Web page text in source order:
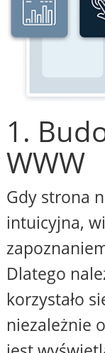
1.
WWW
Gdy strona
intuicyjna,
Dlatego
korzystało
niezależnie